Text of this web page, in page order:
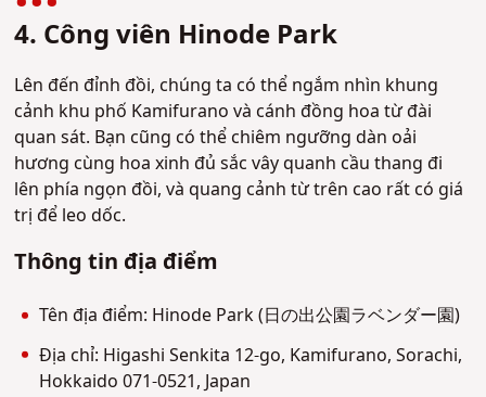
4. Công viên Hinode Park
Lên đến đỉnh đồi, chúng ta có thể ngắm nhìn khung
cảnh khu phố Kamifurano và cánh đồng hoa từ đài
quan sát. Bạn cũng có thể chiêm ngưỡng dàn oải
hương cùng hoa xinh đủ sắc vây quanh cầu thang đi
lên phía ngọn đồi, và quang cảnh từ trên cao rất có giá
trị để leo dốc.
Thông tin địa điểm
Tên địa điểm: Hinode Park (日の出公園ラベンダー園)
Địa chỉ: Higashi Senkita 12-go, Kamifurano, Sorachi,
Hokkaido 071-0521, Japan